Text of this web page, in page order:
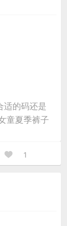
适的码还是
童夏季裤子
1